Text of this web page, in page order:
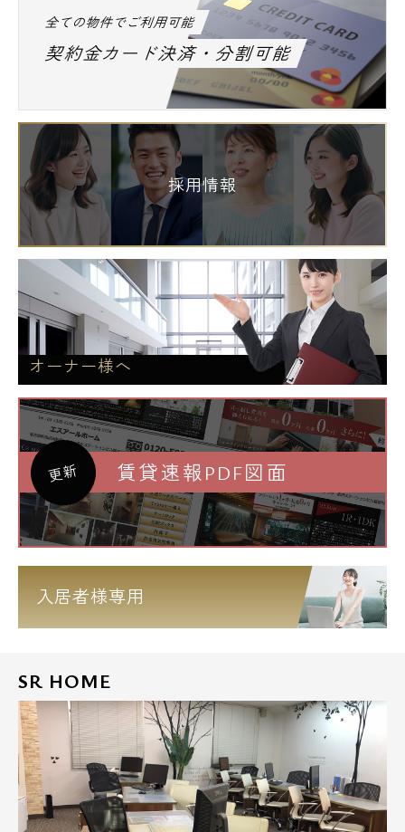
全ての物件でご利用可能
契約金カード決済・分割可能
採用情報
オーナー様へ
更新 賃貸速報PDF図面
入居者様専用
SR HOME